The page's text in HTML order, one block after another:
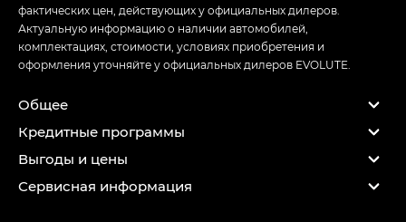
фактических цен, действующих у официальных дилеров.
Актуальную информацию о наличии автомобилей,
комплектациях, стоимости, условиях приобретения и
оформления уточняйте у официальных дилеров EVOLUTE.
Общее
Кредитные программы
Выгоды и цены
Сервисная информация